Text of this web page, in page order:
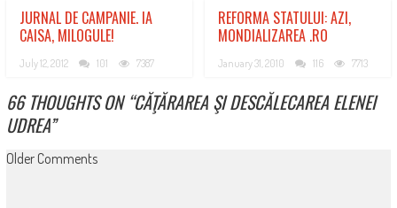
JURNAL DE CAMPANIE. IA
CAISA, MILOGULE!
July 12, 2012 101 7387
REFORMA STATULUI: AZI,
MONDIALIZAREA .RO
January 31, 2010 116 7713
66 THOUGHTS ON “CĂŢĂRAREA ŞI DESCĂLECAREA ELENEI
UDREA”
COMMENT
Older Comments